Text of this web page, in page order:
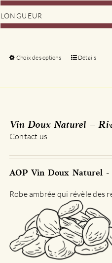
LONGUEUR
Choix des options
Ce
options
être
sur
la
page
du
produit
Détails
Vin Doux Naturel –
Contact us
AOP Vin Doux Naturel -
Robe ambrée qui révèle des